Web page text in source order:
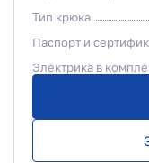
Тип крюка
Паспорт и
Электрика в